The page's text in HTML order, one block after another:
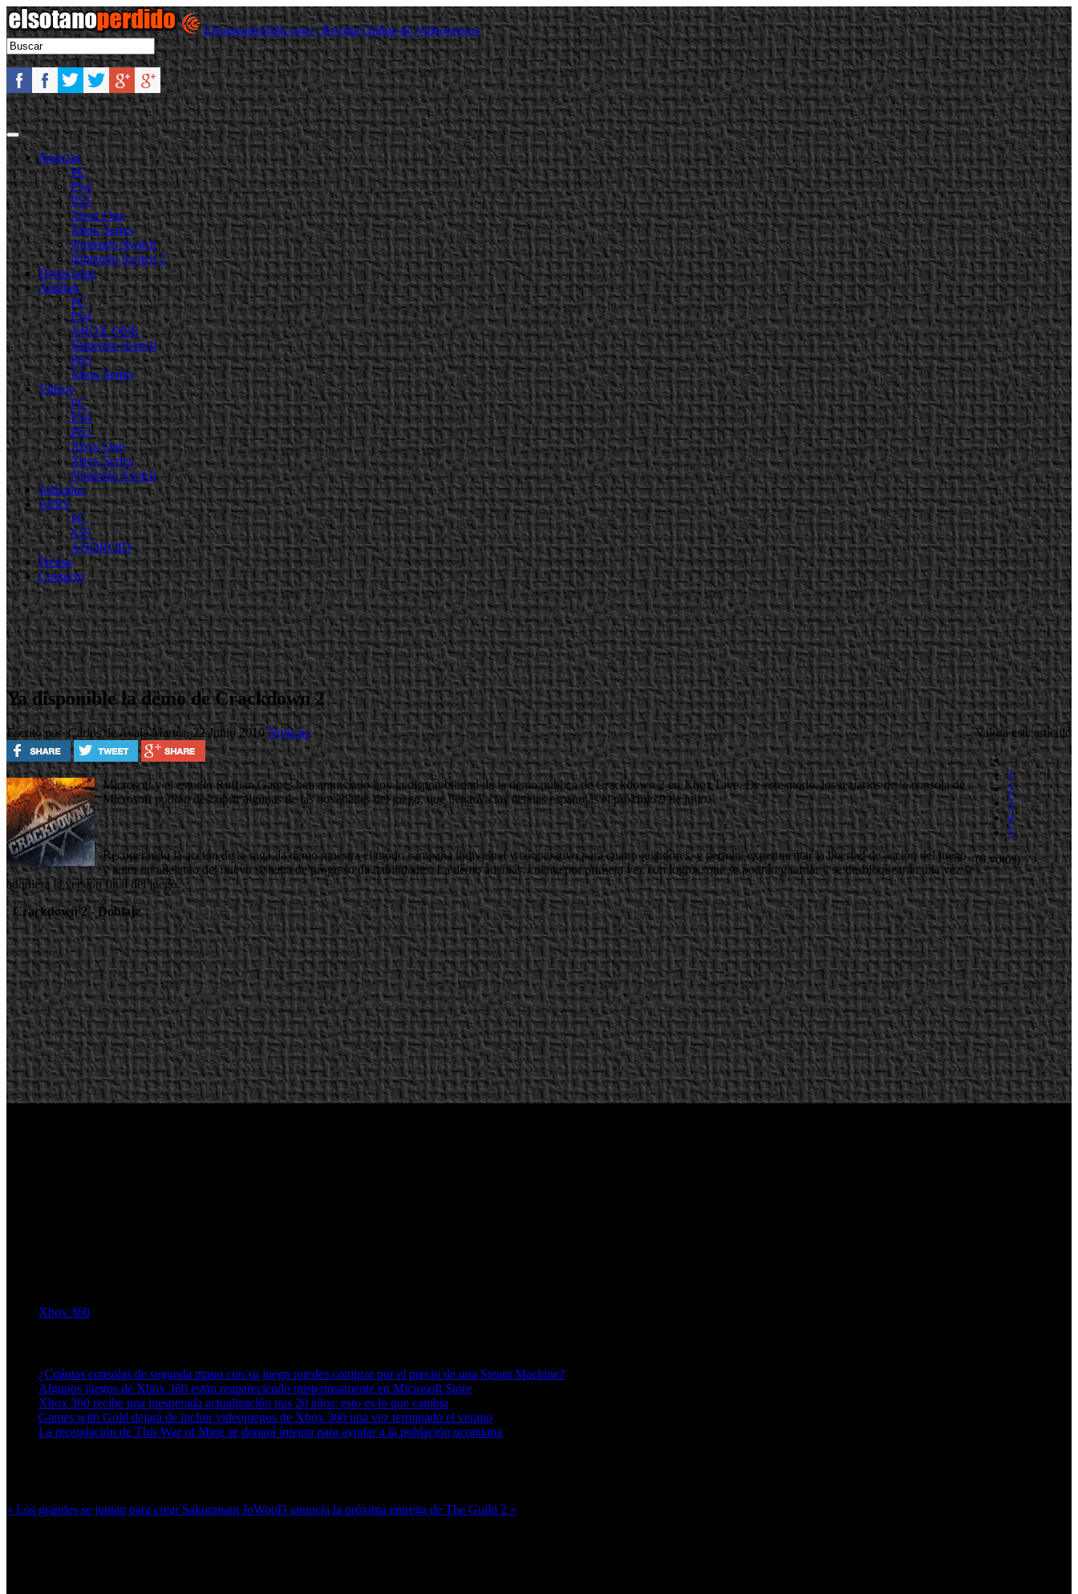
Elsotanoperdido.com - Revista Online de Videojuegos
Noticias
PC
PS4
PS5
Xbox One
Xbox Series
Nintendo Switch
Nintendo Switch 2
Destacadas
Análisis
PC
PS4
XBOX ONE
Nintendo Switch
PS5
Xbox Series
Videos
PC
PS4
PS5
Xbox One
Xbox Series
Nintendo Switch
Artículos
APPS
PC
iOS
ANDROID
Prensa
Contacto
Ya disponible la demo de Crackdown 2
Escrito por Carlos de AyalaMartes, 22 Junio 2010Noticias Valora este artículo
1
2
3
4
5
(0 votos)
Microsoft y el estudio Ruffian Games han anunciado hoy la disponibilidad de la demo pública de Crackdown 2 en Xbox Live. De este modo, los usuarios de la consola de
Microsoft podrán descubrir algunas de las novedades del juego, que llegará a las tiendas españolas el próximo 9 de julio.
Recuperando la acción de la saga, la demo muestra el modo campaña individual y cooperativo para cuatro jugadores, y permite experimentar la libertad de acción del juego
y tener un adelanto del nuevo sistema de progreso de habilidades. La demo además, cuenta por primera vez con logros, que se podrán guardar y se desbloquearán una vez se
adquiera la versión final del juego.
Crackdown 2 - Doblaje
Xbox 360
¿Cuántas consolas de segunda mano con su juego puedes comprar por el precio de una Steam Machine?
Algunos juegos de Xbox 360 están reapareciendo misteriosamente en Microsoft Store
Xbox 360 recibe una inesperada actualización tras 20 años: esto es lo que cambia
Games with Gold dejará de incluir videojuegos de Xbox 360 una vez terminado el verano
La recaudación de This War of Mine se donará íntegra para ayudar a la población ucraniana
« Los grandes se juntan para crear Sakuranaut JoWooD anuncia la próxima entrega de The Guild 2 »